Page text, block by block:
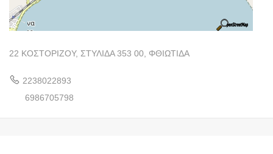
22 ΚΟΣΤΟΡΙΖΟΥ, ΣΤΥΛΙΔΑ 353 00, ΦΘΙΩΤΙΔΑ
2238022893
6986705798